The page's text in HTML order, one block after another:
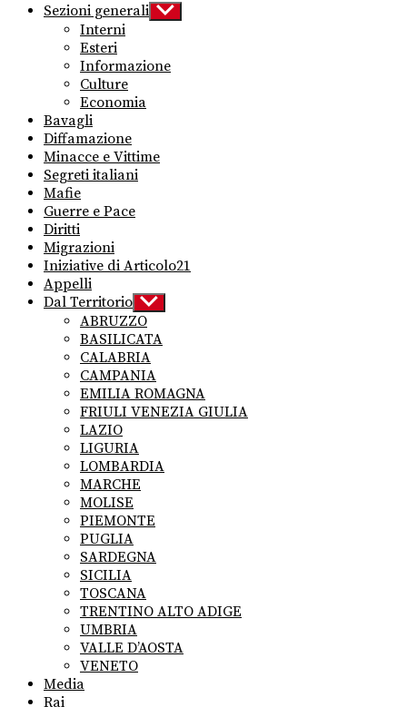
Sezioni generali Show
sub
Interni
Esteri
Informazione
Culture
Economia
Bavagli
Diffamazione
Minacce e Vittime
Segreti italiani
Mafie
Guerre e Pace
Diritti
Migrazioni
Iniziative di Articolo21
Appelli
Dal Territorio Show
sub
menu
ABRUZZO
BASILICATA
CALABRIA
CAMPANIA
EMILIA ROMAGNA
FRIULI VENEZIA GIULIA
LAZIO
LIGURIA
LOMBARDIA
MARCHE
MOLISE
PIEMONTE
PUGLIA
SARDEGNA
SICILIA
TOSCANA
TRENTINO ALTO ADIGE
UMBRIA
VALLE D’AOSTA
VENETO
Media
Rai